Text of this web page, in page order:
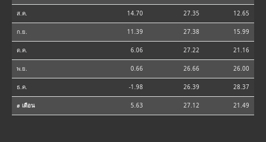
ส.ค. 14.70 27.35 12.65
ก.ย. 11.39 27.38 15.99
ต.ค. 6.06 27.22 21.16
พ.ย. 0.66 26.66 26.00
ธ.ค. -1.98 26.39 28.37
⌀ เดือน 5.63 27.12 21.49